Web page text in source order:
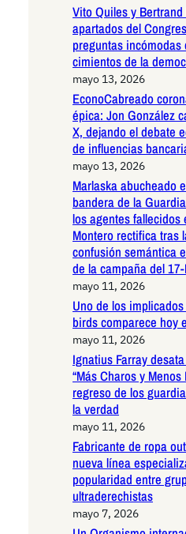
Vito Quiles y Bertrand
apartados del
preguntas
cimientos de la
mayo 13, 2026
EconoCabreado
épica: Jon González
X, dejando el debate
de influencias
mayo 13, 2026
Marlaska abucheado
bandera de la
los agentes fallecidos
Montero rectifica tras
confusión semántica
de la campaña del
mayo 11, 2026
Uno de los
birds comparece hoy
mayo 11, 2026
Ignatius Farray
“Más Charos y
regreso de los
la verdad
mayo 11, 2026
Fabricante de ropa
nueva línea
popularidad entre
ultraderechistas
mayo 7, 2026